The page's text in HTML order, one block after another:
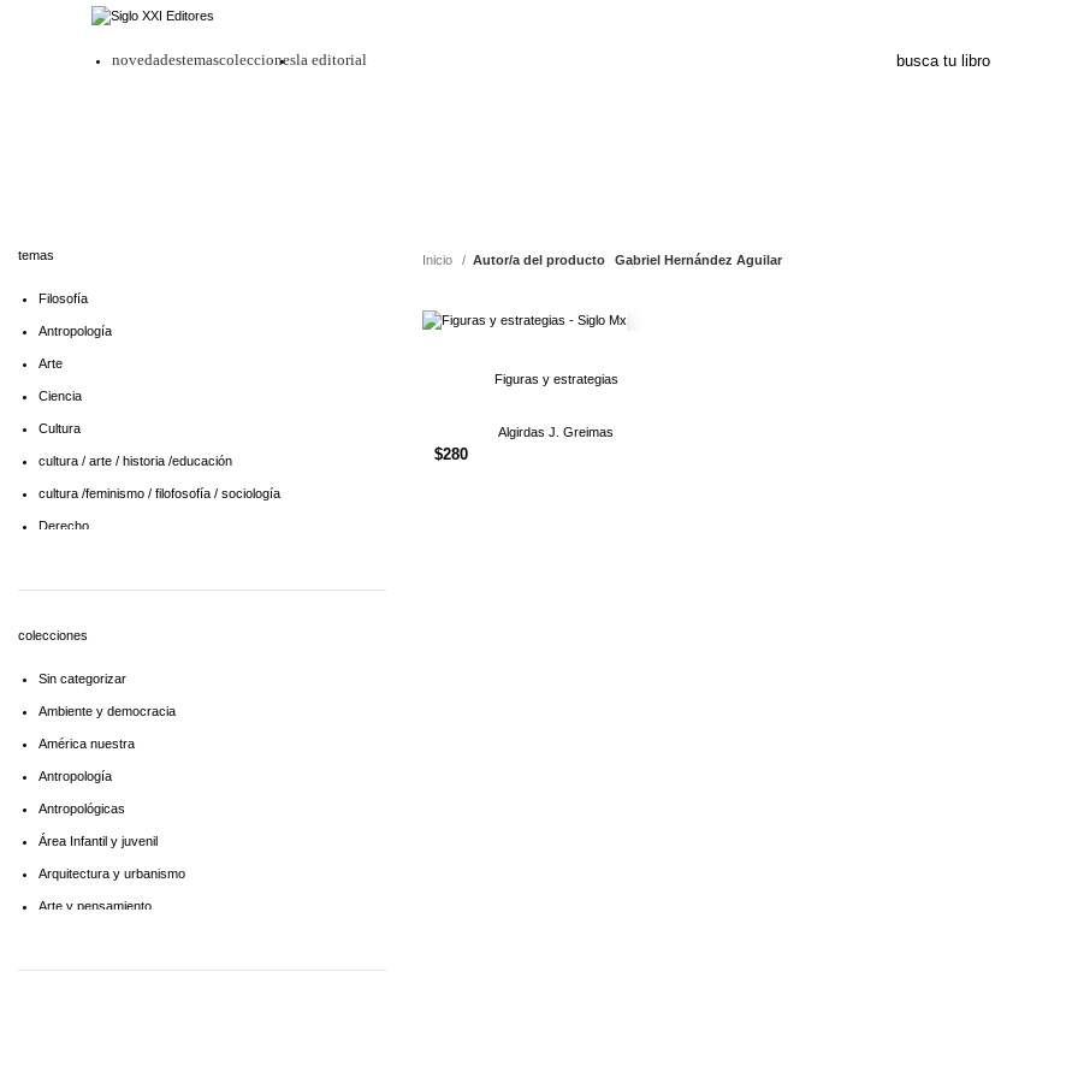
novedadestemascoleccionesla editorial
temas
Filosofía
Antropología
Arte
Ciencia
Cultura
cultura / arte / historia /educación
cultura /feminismo / filofosofía / sociología
Derecho
Educaciòn
Filosofía social
Historia
Lingüística
Literatura infantil
Medioambiente
Pensamiento crítico
Política
colecciones
Sin categorizar
Ambiente y democracia
América nuestra
Antropología
Antropológicas
Área Infantil y juvenil
Arquitectura y urbanismo
Arte y pensamiento
Biblioteca América Latina
Inicio Autor/a del producto Gabriel Hernández Aguilar
Figuras y estrategias
Algirdas J. Greimas
$280